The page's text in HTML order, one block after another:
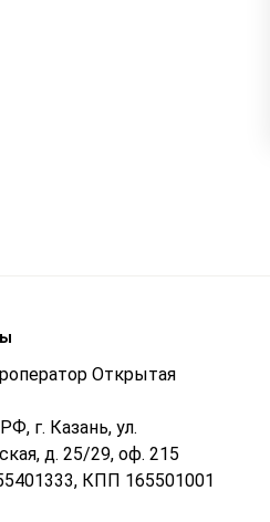
Открытая
г. Казань, ул.
д. 25/29, оф. 215
КПП 165501001